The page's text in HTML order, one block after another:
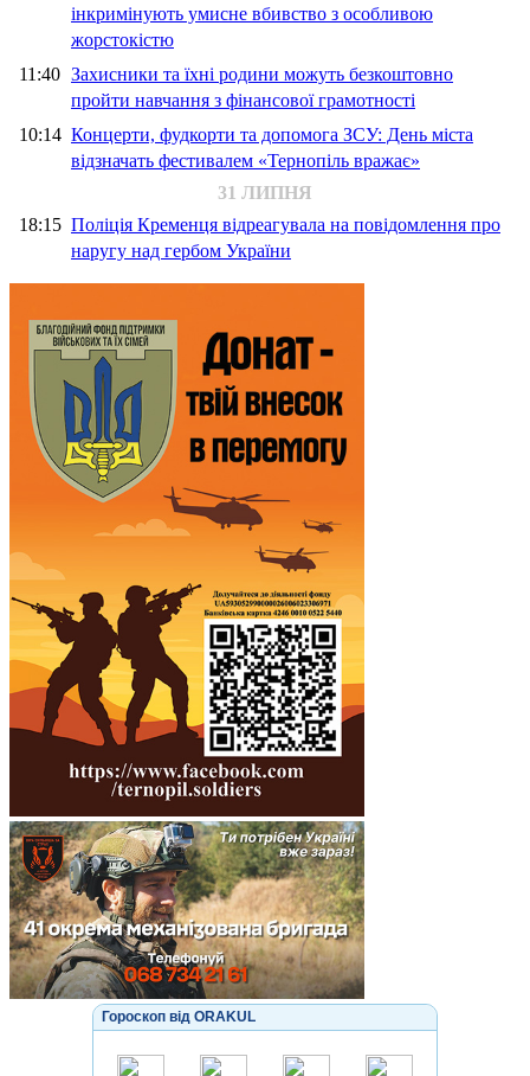
інкримінують умисне вбивство з особливою
жорстокістю
11:40 Захисники та їхні родини можуть безкоштовно
пройти навчання з фінансової грамотності
10:14 Концерти, фудкорти та допомога ЗСУ: День міста
відзначать фестивалем «Тернопіль вражає»
31 ЛИПНЯ
18:15 Поліція Кременця відреагувала на повідомлення про
наругу над гербом України
Гороскоп від ORAKUL